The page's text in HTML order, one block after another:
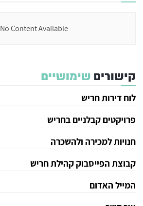
No Content Available
קישורים שימושיים
לוח דירות חריש
פרויקטים קבלניים בחריש
חנויות למכירה ולהשכרה
קבוצת הפייסבוק קהילת חריש
המייל האדום